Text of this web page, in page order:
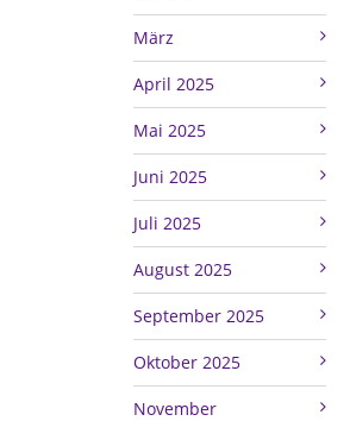
März
April 2025
Mai 2025
Juni 2025
Juli 2025
August 2025
September 2025
Oktober 2025
November